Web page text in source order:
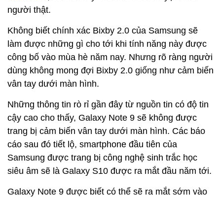
người thật.
Không biết chính xác Bixby 2.0 của Samsung sẽ
làm được những gì cho tới khi tính năng này được
công bố vào mùa hè năm nay. Nhưng rõ ràng người
dùng không mong đợi Bixby 2.0 giống như cảm biến
vân tay dưới màn hình.
Những thông tin rò rỉ gần đây từ nguồn tin có độ tin
cậy cao cho thấy, Galaxy Note 9 sẽ không được
trang bị cảm biến vân tay dưới màn hình. Các báo
cáo sau đó tiết lộ, smartphone đầu tiên của
Samsung được trang bị công nghệ sinh trắc học
siêu âm sẽ là Galaxy S10 được ra mắt đầu năm tới.
Galaxy Note 9 được biết có thể sẽ ra mắt sớm vào